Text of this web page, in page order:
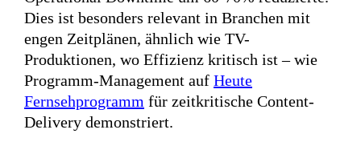
Dies ist besonders relevant in Branchen mit
engen Zeitplänen, ähnlich wie TV-
Produktionen, wo Effizienz kritisch ist – wie
Programm-Management auf Heute
Fernsehprogramm für zeitkritische Content-
Delivery demonstriert.